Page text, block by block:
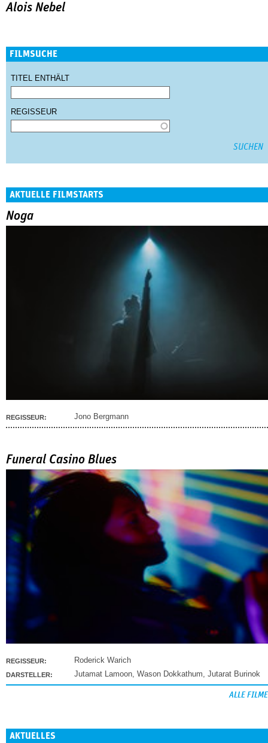
Alois Nebel
FILMSUCHE
TITEL ENTHÄLT
REGISSEUR
AKTUELLE FILMSTARTS
Noga
REGISSEUR: Jono Bergmann
Funeral Casino Blues
REGISSEUR: Roderick Warich
DARSTELLER: Jutamat Lamoon, Wason Dokkathum, Jutarat Burinok
ALLE FILME
AKTUELLES